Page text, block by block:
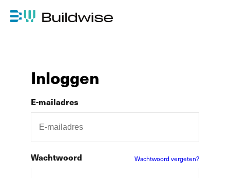
Inloggen
E-mailadres
Wachtwoord Wachtwoord vergeten?